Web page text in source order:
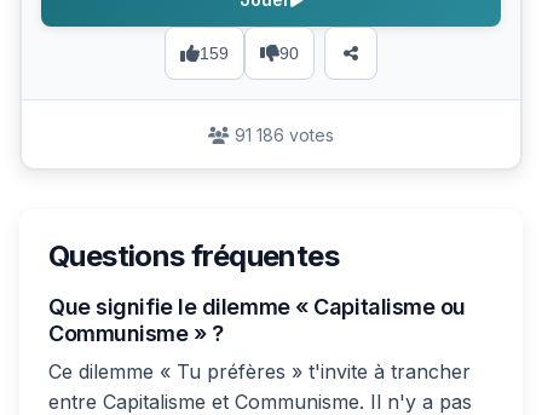
159 90
91 186 votes
Questions fréquentes
Que signifie le dilemme « Capitalisme ou
Communisme » ?
Ce dilemme « Tu préfères » t'invite à trancher
entre Capitalisme et Communisme. Il n'y a pas